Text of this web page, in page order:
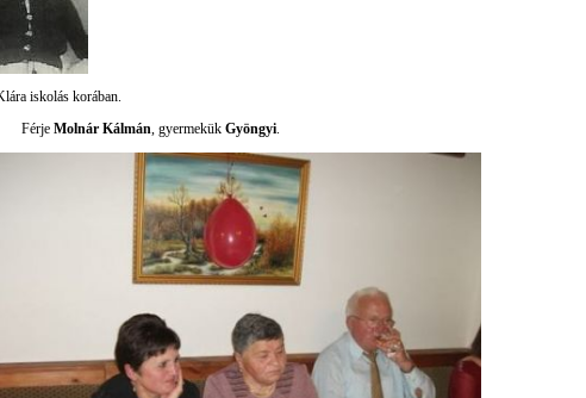
iskolás korában.
Molnár Kálmán, gyermekük Gyöngyi.